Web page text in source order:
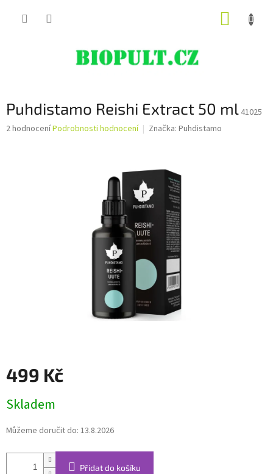
Puhdistamo Reishi Extract 50 ml 41025
Průměrné
2 hodnoceníPodrobnosti hodnocení Značka: Puhdistamo
499 Kč
cena:
Skladem
Můžeme doručit do: 13.8.2026
Přidat do košíku